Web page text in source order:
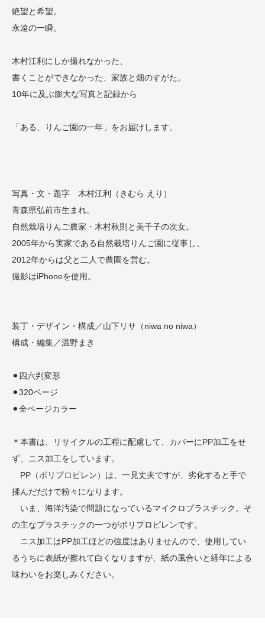
絶望と希望。
永遠の一瞬。
木村江利にしか撮れなかった、
書くことができなかった、家族と畑のすがた。
10年に及ぶ膨大な写真と記録から
「ある、りんご園の一年」をお届けします。
写真・文・題字 木村江利（きむら えり）
青森県弘前市生まれ。
自然栽培りんご農家・木村秋則と美千子の次女。
2005年から実家である自然栽培りんご園に従事し、
2012年からは父と二人で農園を営む。
撮影はiPhoneを使用。
装丁・デザイン・構成／山下リサ（niwa no niwa）
構成・編集／温野まき
⚫︎四六判変形
⚫︎320ページ
⚫︎全ページカラー
＊本書は、リサイクルの工程に配慮して、カバーにPP加工をせ
ず、ニス加工をしています。
PP（ポリプロピレン）は、一見丈夫ですが、劣化すると手で
揉んだだけで粉々になります。
いま、海洋汚染で問題になっているマイクロプラスチック。そ
の主なプラスチックの一つがポリプロピレンです。
ニス加工はPP加工ほどの強度はありませんので、使用してい
るうちに表紙が擦れて白くなりますが、紙の風合いと経年による
味わいをお楽しみください。